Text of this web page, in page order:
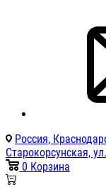
Россия,
Старокорсунская,
0 Корзина